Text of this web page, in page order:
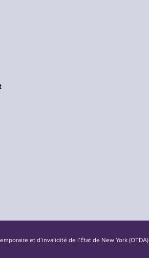
et d’invalidité de l’État de New York (OTDA)